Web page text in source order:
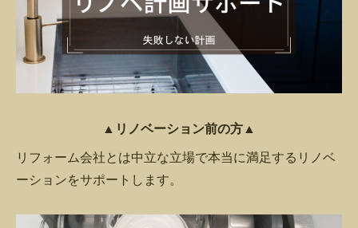
▲リノベーション前の方▲
リフォーム会社とは中立な立場で本当に満足するリノベ
ーションをサポートします。